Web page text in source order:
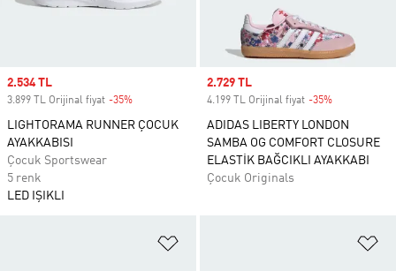
Sale price
2.534 TL
3.899 TL Orijinal fiyat -35%
LIGHTORAMA RUNNER ÇOCUK
AYAKKABISI
Çocuk Sportswear
5 renk
LED IŞIKLI
Sale price
2.729 TL
4.199 TL Orijinal fiyat -35%
ADIDAS LIBERTY LONDON
SAMBA OG COMFORT CLOSURE
ELASTİK BAĞCIKLI AYAKKABI
Çocuk Originals